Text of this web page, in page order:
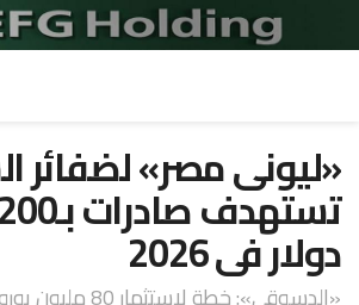
«ليونى مصر» لضفائر
دولار فى 2026